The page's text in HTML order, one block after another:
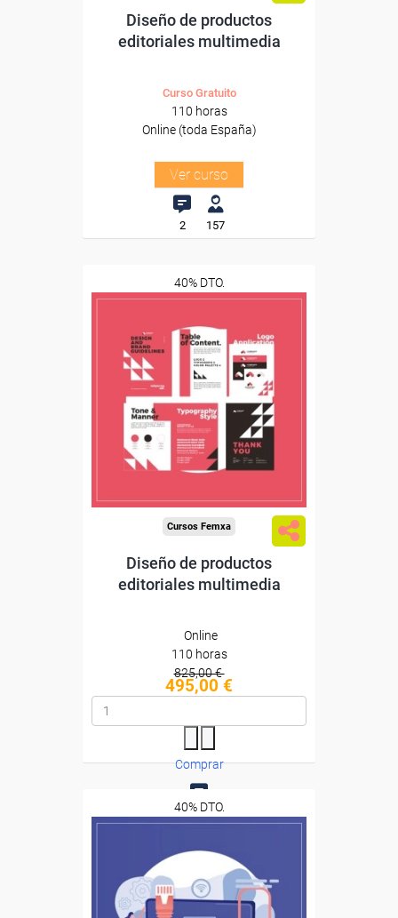
Diseño de productos
editoriales multimedia
Curso Gratuito
110 horas
Online (toda España)
Ver curso
2 157
40% DTO.
Descuentos especiales
Sin requisitos de acceso
Diploma
Compra segura
Cursos Femxa
Diseño de productos
editoriales multimedia
Online
110 horas
825,00 €
495,00 €
Comprar
0
40% DTO.
Descuentos especiales
Sin requisitos de acceso